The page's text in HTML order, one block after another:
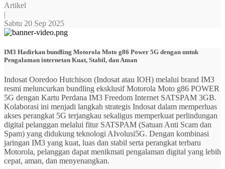
Artikel
|
Sabtu 20 Sep 2025
IM3 Hadirkan bundling Motorola Moto g86 Power 5G dengan untuk
Pengalaman internetan Kuat, Stabil, dan Aman
Indosat Ooredoo Hutchison (Indosat atau IOH) melalui brand IM3
resmi meluncurkan bundling eksklusif Motorola Moto g86 POWER
5G dengan Kartu Perdana IM3 Freedom Internet SATSPAM 3GB.
Kolaborasi ini menjadi langkah strategis Indosat dalam memperluas
akses perangkat 5G terjangkau sekaligus memperkuat perlindungan
digital pelanggan melalui fitur SATSPAM (Satuan Anti Scam dan
Spam) yang didukung teknologi AIvolusi5G. Dengan kombinasi
jaringan IM3 yang kuat, luas dan stabil serta perangkat terbaru
Motorola, pelanggan dapat menikmati pengalaman digital yang lebih
cepat, aman, dan menyenangkan.